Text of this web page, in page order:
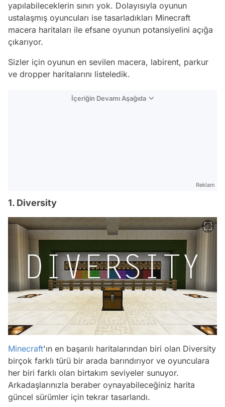
yapılabileceklerin sınırı yok. Dolayısıyla oyunun
ustalaşmış oyuncuları ise tasarladıkları Minecraft
macera haritaları ile efsane oyunun potansiyelini açığa
çıkarıyor.
Sizler için oyunun en sevilen macera, labirent, parkur
ve dropper haritalarını listeledik.
İçeriğin Devamı Aşağıda
Reklam
1. Diversity
Minecraft'ın en başarılı haritalarından biri olan Diversity
birçok farklı türü bir arada barındırıyor ve oyunculara
her biri farklı olan birtakım seviyeler sunuyor.
Arkadaşlarınızla beraber oynayabileceğiniz harita
güncel sürümler için tekrar tasarlandı.